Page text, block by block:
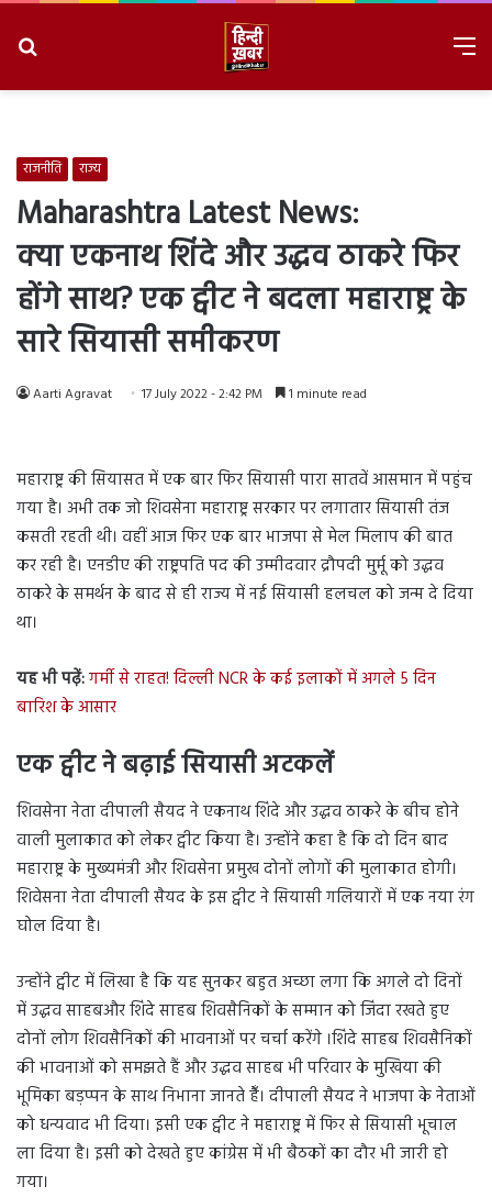
राजनीति राज्य
Maharashtra Latest News:
क्या एकनाथ शिंदे और उद्धव ठाकरे फिर
होंगे साथ? एक ट्वीट ने बदला महाराष्ट्र के
सारे सियासी समीकरण
Aarti Agravat 17 July 2022 - 2:42 PM 1 minute read
महाराष्ट्र की सियासत में एक बार फिर सियासी पारा सातवें आसमान में पहुंच
गया है। अभी तक जो शिवसेना महाराष्ट्र सरकार पर लगातार सियासी तंज
कसती रहती थी। वहीं आज फिर एक बार भाजपा से मेल मिलाप की बात
कर रही है। एनडीए की राष्ट्रपति पद की उम्मीदवार द्रौपदी मुर्मू को उद्धव
ठाकरे के समर्थन के बाद से ही राज्य में नई सियासी हलचल को जन्म दे दिया
था।
यह भी पढ़ें:गर्मी से राहत! दिल्ली NCR के कई इलाकों में अगले 5 दिन
बारिश के आसार
एक ट्वीट ने बढ़ाई सियासी अटकलें
शिवसेना नेता दीपाली सैयद ने एकनाथ शिंदे और उद्धव ठाकरे के बीच होने
वाली मुलाकात को लेकर ट्वीट किया है। उन्होंने कहा है कि दो दिन बाद
महाराष्ट्र के मुख्यमंत्री और शिवसेना प्रमुख दोनों लोगों की मुलाकात होगी।
शिवेसना नेता दीपाली सैयद के इस ट्वीट ने सियासी गलियारों में एक नया रंग
घोल दिया है।
उन्होंने ट्वीट में लिखा है कि यह सुनकर बहुत अच्छा लगा कि अगले दो दिनों
में उद्धव साहबऔर शिंदे साहब शिवसैनिकों के सम्मान को जिंदा रखते हुए
दोनों लोग शिवसैनिकों की भावनाओं पर चर्चा करेंगे ।शिंदे साहब शिवसैनिकों
की भावनाओं को समझते हैं और उद्धव साहब भी परिवार के मुखिया की
भूमिका बड़प्पन के साथ निभाना जानते हैँ। दीपाली सैयद ने भाजपा के नेताओं
को धन्यवाद भी दिया। इसी एक ट्वीट ने महाराष्ट्र में फिर से सियासी भूचाल
ला दिया है। इसी को देखते हुए कांग्रेस में भी बैठकों का दौर भी जारी हो
गया।